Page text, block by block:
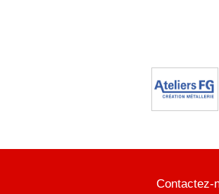
Contactez-